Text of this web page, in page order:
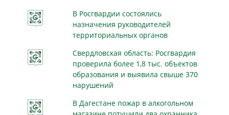
В Росгвардии состоялись
назначения руководителей
территориальных органов
Свердловская область: Росгвардия
проверила более 1,8 тыс. объектов
образования и выявила свыше 370
нарушений
В Дагестане пожар в алкогольном